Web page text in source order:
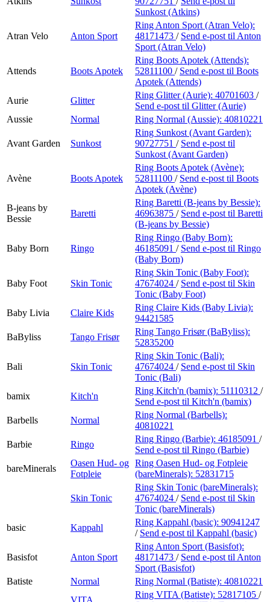
Sunkost (Atkins)
Atran Velo Anton Sport
Ring Anton Sport (Atran Velo):
48171473 / Send e-post til Anton
Sport (Atran Velo)
Attends Boots Apotek
Ring Boots Apotek (Attends):
52811100 / Send e-post til Boots
Apotek (Attends)
Aurie
Glitter
Ring Glitter (Aurie): 40701603 /
Send e-post til Glitter (Aurie)
Aussie
Normal Ring Normal (Aussie): 40810221
Avant Garden Sunkost
Ring Sunkost (Avant Garden):
90727751 / Send e-post til
Sunkost (Avant Garden)
Avène Boots Apotek
Ring Boots Apotek (Avène):
52811100 / Send e-post til Boots
Apotek (Avène)
B-jeans by
Bessie
Baretti
Ring Baretti (B-jeans by Bessie):
46963875 / Send e-post til Baretti
(B-jeans by Bessie)
Baby Born Ringo
Ring Ringo (Baby Born):
46185091 / Send e-post til Ringo
(Baby Born)
Baby Foot Skin Tonic
Ring Skin Tonic (Baby Foot):
47674024 / Send e-post til Skin
Tonic (Baby Foot)
Baby Livia
Claire Kids
Ring Claire Kids (Baby Livia):
94421585
BaByliss
Tango Frisør
Ring Tango Frisør (BaByliss):
52835200
Bali Skin Tonic
Ring Skin Tonic (Bali):
47674024 / Send e-post til Skin
Tonic (Bali)
bamix
Kitch'n
Ring Kitch'n (bamix): 51110312 /
Send e-post til Kitch'n (bamix)
Barbells
Normal
Ring Normal (Barbells):
40810221
Barbie
Ringo
Ring Ringo (Barbie): 46185091 /
Send e-post til Ringo (Barbie)
bareMinerals
Oasen Hud- og
Fotpleie
Ring Oasen Hud- og Fotpleie
(bareMinerals): 52831715
Skin Tonic
Ring Skin Tonic (bareMinerals):
47674024 / Send e-post til Skin
Tonic (bareMinerals)
basic
Kappahl
Ring Kappahl (basic): 90941247
/ Send e-post til Kappahl (basic)
Basisfot Anton Sport
Ring Anton Sport (Basisfot):
48171473 / Send e-post til Anton
Sport (Basisfot)
Batiste
Normal Ring Normal (Batiste): 40810221
VITA
Ring VITA (Batiste): 52817105 /